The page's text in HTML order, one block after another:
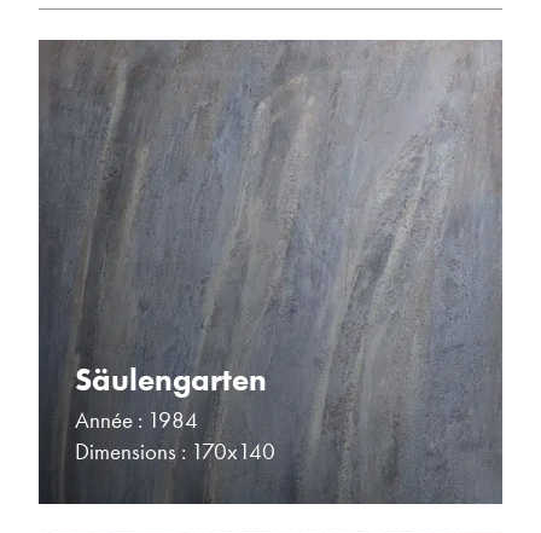
Säulengarten
Année : 1984
Dimensions : 170x140